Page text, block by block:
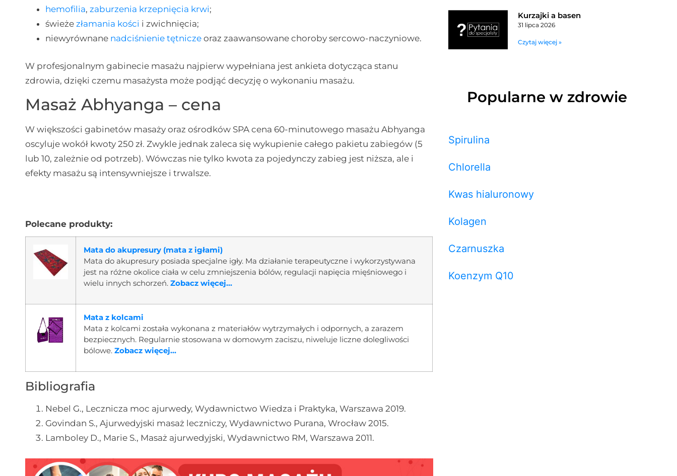
hemofilia,zaburzenia krzepnięcia krwi;
świeżezłamania kości i zwichnięcia;
niewyrównane nadciśnienie tętnicze oraz zaawansowane choroby sercowo-naczyniowe.
W profesjonalnym gabinecie masażu najpierw wypełniana jest ankieta dotycząca stanu
zdrowia, dzięki czemu masażysta może podjąć decyzję o wykonaniu masażu.
Masaż Abhyanga – cena
W większości gabinetów masaży oraz ośrodków SPA cena 60-minutowego masażu Abhyanga
oscyluje wokół kwoty 250 zł. Zwykle jednak zaleca się wykupienie całego pakietu zabiegów (5
lub 10, zależnie od potrzeb). Wówczas nie tylko kwota za pojedynczy zabieg jest niższa, ale i
efekty masażu są intensywniejsze i trwalsze.
Polecane produkty:
Mata do akupresury (mata z igłami)
Mata do akupresury posiada specjalne igły. Ma działanie terapeutyczne i wykorzystywana
jest na różne okolice ciała w celu zmniejszenia bólów, regulacji napięcia mięśniowego i
wielu innych schorzeń.Zobacz więcej...
Mata z kolcami
Mata z kolcami została wykonana z materiałów wytrzymałych i odpornych, a zarazem
bezpiecznych. Regularnie stosowana w domowym zaciszu, niweluje liczne dolegliwości
bólowe.Zobacz więcej...
Bibliografia
Nebel G., Lecznicza moc ajurwedy, Wydawnictwo Wiedza i Praktyka, Warszawa 2019.
Govindan S., Ajurwedyjski masaż leczniczy, Wydawnictwo Purana, Wrocław 2015.
Lamboley D., Marie S., Masaż ajurwedyjski, Wydawnictwo RM, Warszawa 2011.
Kurzajki a basen
31 lipca 2026
Czytaj więcej »
Popularne w zdrowie
Spirulina
Chlorella
Kwas hialuronowy
Kolagen
Czarnuszka
Koenzym Q10